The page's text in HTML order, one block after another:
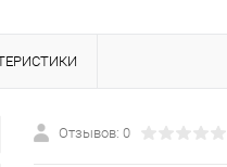
Отзывов: 0